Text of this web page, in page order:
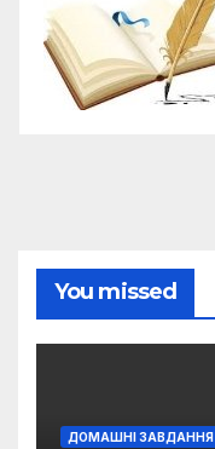
You missed
ДОМАШНІ ЗАВДАННЯ